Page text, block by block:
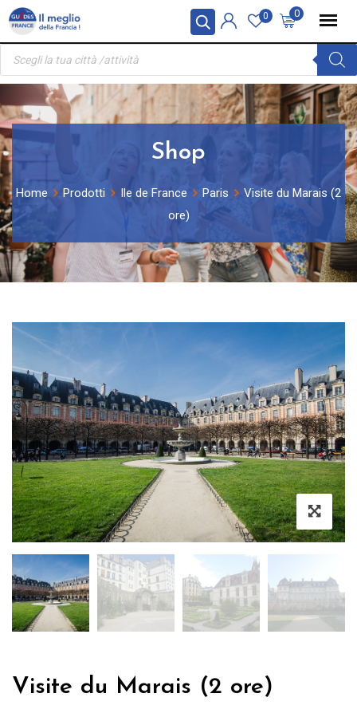
Pannello di gestione dei cookies
Skip
content
0
0
Ricerca
prodotti
Shop
Home Prodotti Ile de France Paris
Visite du Marais (2
ore)
Visite du Marais (2 ore)